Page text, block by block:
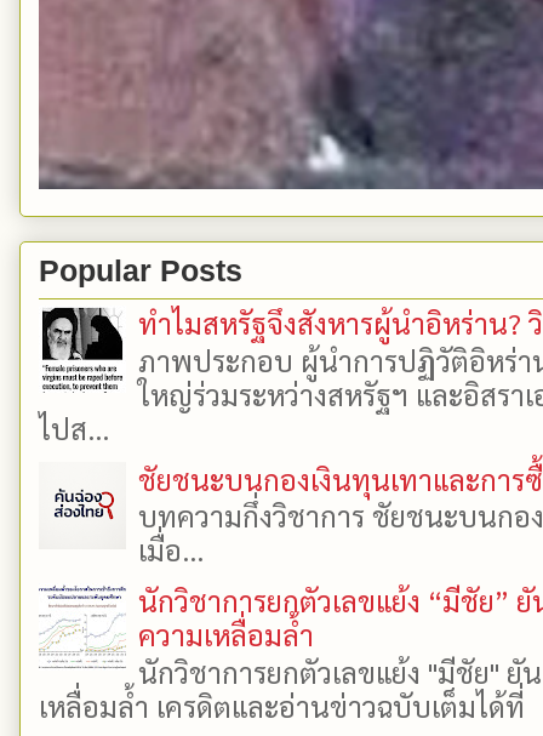
Popular Posts
ทำไมสหรัฐจึงสังหารผู้นำอิหร่าน?
ภาพประกอบ ผู้นำการปฏิวัติอิหร่า
ใหญ่ร่วมระหว่างสหรัฐฯ และอิสรา
ไปส...
ชัยชนะบนกองเงินทุนเทาและการ
บทความกึ่งวิชาการ ชัยชนะบนกอ
เมื่อ...
นักวิชาการยกตัวเลขแย้ง “มีชัย”
ความเหลื่อมล้ำ
นักวิชาการยกตัวเลขแย้ง "มีชัย"
เหลื่อมล้ำ เครดิตและอ่านข่าวฉบับเต็มได้